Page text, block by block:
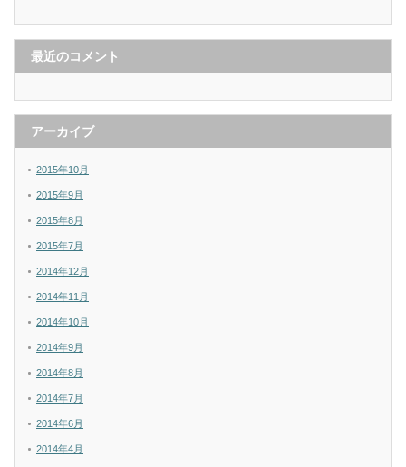
最近のコメント
アーカイブ
2015年10月
2015年9月
2015年8月
2015年7月
2014年12月
2014年11月
2014年10月
2014年9月
2014年8月
2014年7月
2014年6月
2014年4月